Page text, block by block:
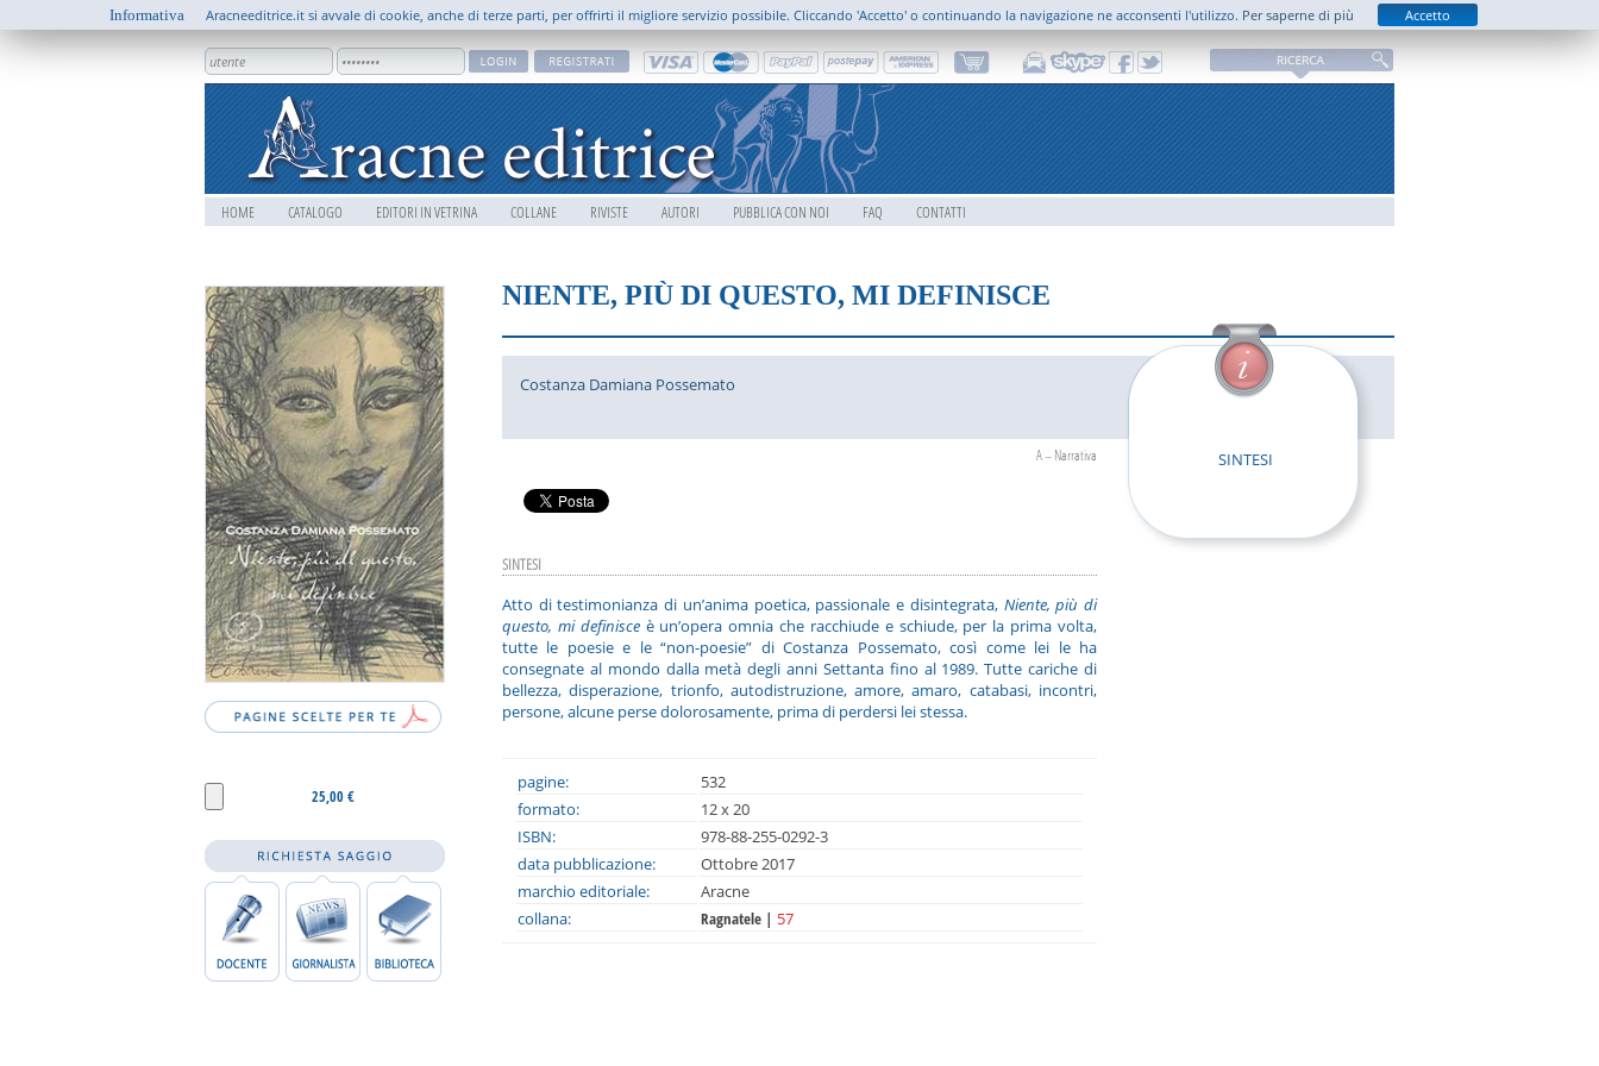
HOME CATALOGO EDITORI IN VETRINA COLLANE RIVISTE AUTORI PUBBLICA CON NOI FAQ CONTATTI
NIENTE, PIÙ DI QUESTO, MI DEFINISCE
25,00 €
Costanza Damiana Possemato
A – Narrativa
SINTESI
Atto di testimonianza di un’anima poetica, passionale e disintegrata, Niente, più di
questo, mi definisceè un’opera omnia che racchiude e schiude, per la prima volta,
tutte le poesie e le “non-poesie” di Costanza Possemato, così come lei le ha
consegnate al mondo dalla metà degli anni Settanta fino al 1989. Tutte cariche di
bellezza, disperazione, trionfo, autodistruzione, amore, amaro, catabasi, incontri,
persone, alcune perse dolorosamente, prima di perdersi lei stessa.
pagine:
532
formato:
12 x 20
ISBN:
978-88-255-0292-3
data pubblicazione:
Ottobre 2017
marchio editoriale:
Aracne
collana:
Ragnatele | 57
SINTESI
Informativa Aracneeditrice.it si avvale di cookie, anche di terze parti, per offrirti il migliore servizio possibile. Cliccando 'Accetto' o continuando la navigazione ne acconsenti l'utilizzo. Per saperne di più Accetto